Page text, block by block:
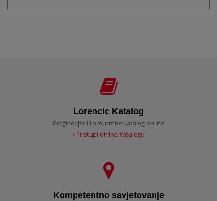
Lorencic Katalog
Pregledajte ili preuzmite katalog online
Pristupi online Katalogu
Kompetentno savjetovanje